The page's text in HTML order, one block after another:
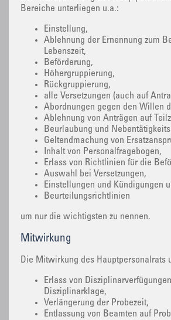
Bereiche unterliegen u.a.:
Einstellung,
Ablehnung der Ernennung zum
Lebenszeit,
Beförderung,
Höhergruppierung,
Rückgruppierung,
alle Versetzungen (auch auf
Abordnungen gegen den Willen
Ablehnung von Anträgen auf
Beurlaubung und
Geltendmachung von
Inhalt von Personalfragebogen,
Erlass von Richtlinien für die
Auswahl bei Versetzungen,
Einstellungen und Kündigungen
Beurteilungsrichtlinien
um nur die wichtigsten zu nennen.
Mitwirkung
Die Mitwirkung des Hauptpersonalrats
Erlass von
Disziplinarklage,
Verlängerung der Probezeit,
Entlassung von Beamten auf